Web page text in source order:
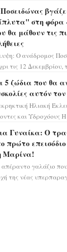
καθώς η
στη φόρα
θα μάθουν τις
Ο ανάδρομος
τις 12 Δεκεμβρίου,
μυστηρίου ...
5 ζώδια που θα
αυτόν
Ηλιακή
και Υδροχόους
καθώς η Ηλια...
Γυναίκα: Ο
πρώτο
Μαρίνα!
γαλάζιο
της νέας